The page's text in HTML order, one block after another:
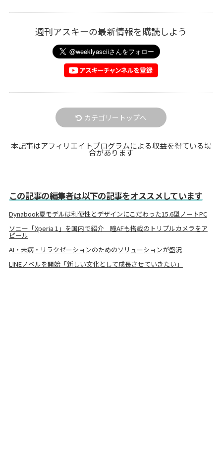
週刊アスキーの最新情報を購読しよう
カテゴリートップへ
本記事はアフィリエイトプログラムによる収益を得ている場
合があります
この記事の編集者は以下の記事をオススメしています
Dynabook夏モデルは利便性とデザインにこだわった15.6型ノートPC
ソニー「Xperia 1」を国内で紹介 瞳AFも搭載のトリプルカメラをア
ピール
AI・未病・リラクゼーションのためのソリューションが盛況
LINEノベルを開始「新しい文化として成長させていきたい」